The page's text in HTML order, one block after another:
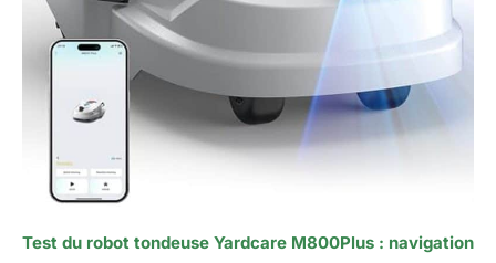
Test du robot tondeuse Yardcare M800Plus : navigation